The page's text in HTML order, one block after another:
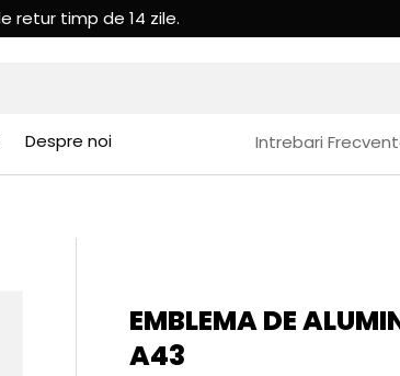
Despre noi Intrebari
EMBLEMA DE
A43